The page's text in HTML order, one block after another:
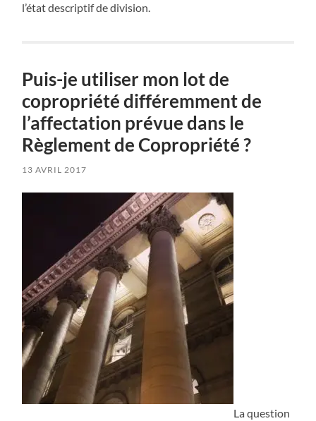
l’état descriptif de division.
Puis-je utiliser mon lot de
copropriété différemment de
l’affectation prévue dans le
Règlement de Copropriété ?
13 AVRIL 2017
La question